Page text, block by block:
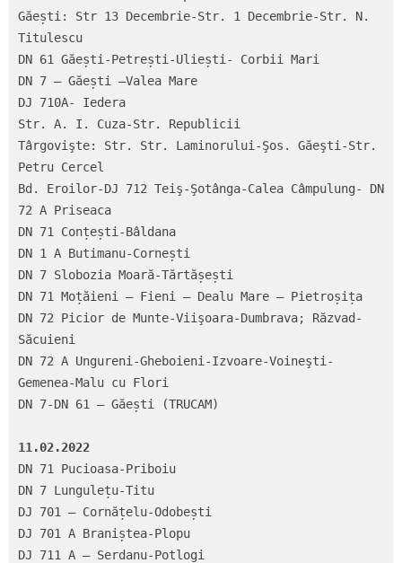
Găești: Str 13 Decembrie-Str. 1 Decembrie-Str. N.
Titulescu
DN 61 Găești-Petrești-Uliești- Corbii Mari
DN 7 – Găești –Valea Mare
DJ 710A- Iedera
Str. A. I. Cuza-Str. Republicii
Târgovişte: Str. Str. Laminorului-Şos. Găeşti-Str.
Petru Cercel
Bd. Eroilor-DJ 712 Teiş-Şotânga-Calea Câmpulung- DN
72 A Priseaca
DN 71 Conțești-Bâldana
DN 1 A Butimanu-Cornești
DN 7 Slobozia Moară-Tărtășești
DN 71 Moțăieni – Fieni – Dealu Mare – Pietroșița
DN 72 Picior de Munte-Viişoara-Dumbrava; Răzvad-
Săcuieni
DN 72 A Ungureni-Gheboieni-Izvoare-Voineşti-
Gemenea-Malu cu Flori
DN 7-DN 61 – Găești (TRUCAM)
11.02.2022
DN 71 Pucioasa-Priboiu
DN 7 Lungulețu-Titu
DJ 701 – Cornățelu-Odobești
DJ 701 A Braniștea-Plopu
DJ 711 A – Serdanu-Potlogi